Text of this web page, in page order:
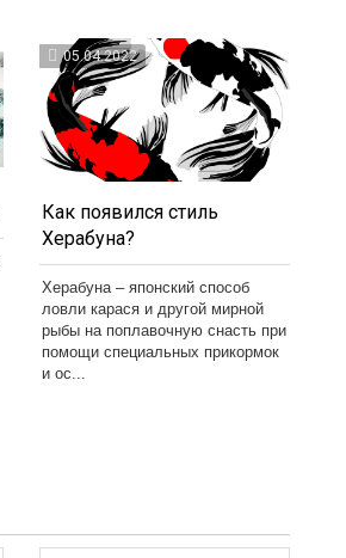
05.04.2022
Как появился стиль
Херабуна?
Херабуна – японский способ
ловли карася и другой мирной
рыбы на поплавочную снасть при
помощи специальных прикормок
и ос...